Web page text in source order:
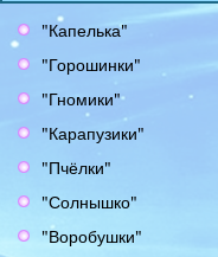
"Капелька"
"Горошинки"
"Гномики"
"Карапузики"
"Пчёлки"
"Солнышко"
"Воробушки"